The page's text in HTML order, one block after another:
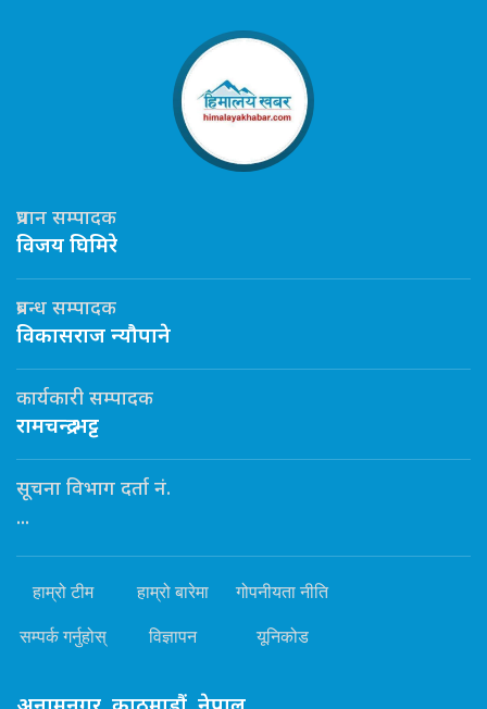
प्रधान सम्पादक
विजय घिमिरे
प्रबन्ध सम्पादक
विकासराज न्यौपाने
कार्यकारी सम्पादक
रामचन्द्र भट्ट
सूचना विभाग दर्ता नं.
...
हाम्रो टीम हाम्रो बारेमा गोपनीयता नीति
सम्पर्क गर्नुहोस् विज्ञापन यूनिकोड